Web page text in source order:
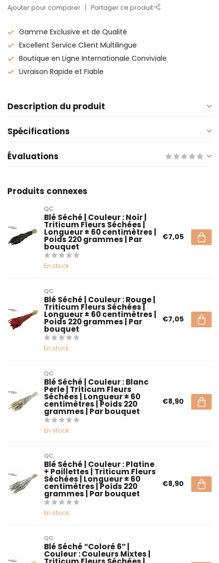
Ajouter pour comparer Partager ce produit
Gamme Exclusive et de Qualité
Excellent Service Client Multilingue
Boutique en Ligne Internationale Conviviale
Livraison Rapide et Fiable
Description du produit
Spécifications
Évaluations
Produits connexes
QC
Blé Séché | Couleur : Noir |
Triticum Fleurs Séchées |
Longueur ± 60 centimètres |
Poids 220 grammes | Par
bouquet
En stock
€7,05
QC
Blé Séché | Couleur : Rouge |
Triticum Fleurs Séchées |
Longueur ± 60 centimètres |
Poids 220 grammes | Par
bouquet
En stock
€7,05
QC
Blé Séché | Couleur : Blanc
Perle | Triticum Fleurs
Séchées | Longueur ± 60
centimètres | Poids 220
grammes | Par bouquet
En stock
€8,90
QC
Blé Séché | Couleur : Platine
+ Paillettes | Triticum Fleurs
Séchées | Longueur ± 60
centimètres | Poids 220
grammes | Par bouquet
En stock
€8,90
QC
Blé Séché “Coloré 6” |
Couleur : Couleurs Mixtes |